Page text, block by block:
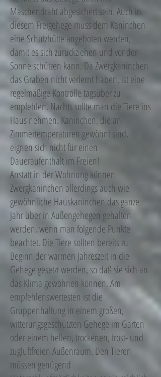
Maschendraht abgesichert sein. Auch in
diesem Freigehege muss dem Kaninchen
eine Schutzhütte angeboten werden,
damit es sich zurückziehen und vor der
Sonne schützen kann. Da Zwergkaninchen
das Graben nicht verlernt haben, ist eine
regelmäßige Kontrolle tagsüber zu
empfehlen. Nachts sollte man die Tiere ins
Haus nehmen. Kaninchen, die an
Zimmertemperaturen gewöhnt sind,
eignen sich nicht für einen
Daueraufenthalt im Freien!
Anstatt in der Wohnung können
Zwergkaninchen allerdings auch wie
gewöhnliche Hauskaninchen das ganze
Jahr über in Außengehegen gehalten
werden, wenn man folgende Punkte
beachtet. Die Tiere sollten bereits zu
Beginn der warmen Jahreszeit in die
Gehege gesetzt werden, so daß sie sich an
das Klima gewöhnen können. Am
empfehlenswertesten ist die
Gruppenhaltung in einem großen,
witterungsgeschützten Gehege im Garten
oder einem hellen, trockenen, frost- und
zugluftfreien Außenraum. Den Tieren
müssen genügend